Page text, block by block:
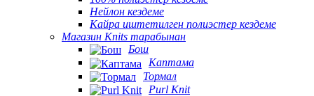
Нейлон кездеме
Кайра иштетилген полиэстер кездеме
Магазин Knits тарабынан
Бош
Каптама
Тормал
Purl Knit